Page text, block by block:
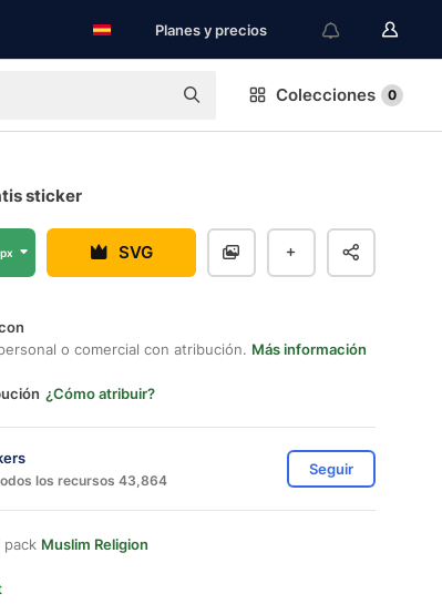
Planes y precios
Colecciones 0
sticker
SVG
o comercial con atribución. Más información
¿Cómo atribuir?
los recursos 43,864
Seguir
Muslim Religion